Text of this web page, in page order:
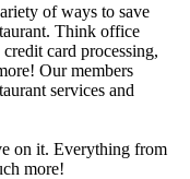
of ways to save
Think office
card processing,
Our members
services and
on it. Everything from
more!